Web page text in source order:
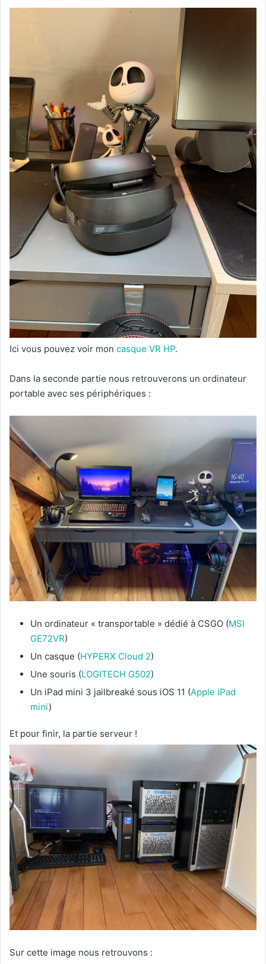
Ici vous pouvez voir mon casque VR HP.
Dans la seconde partie nous retrouverons un ordinateur
portable avec ses périphériques :
Un ordinateur « transportable » dédié à CSGO (MSI
GE72VR)
Un casque (HYPERX Cloud 2)
Une souris (LOGITECH G502)
Un iPad mini 3 jailbreaké sous iOS 11 (Apple iPad
mini)
Et pour finir, la partie serveur !
Sur cette image nous retrouvons :